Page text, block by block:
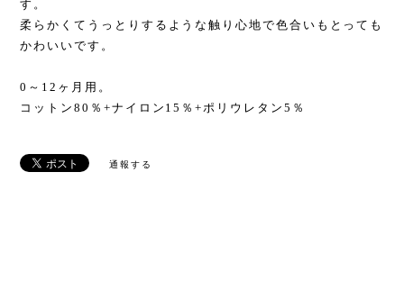
す。
柔らかくてうっとりするような触り心地で色合いもとっても
かわいいです。
0～12ヶ月用。
コットン80％+ナイロン15％+ポリウレタン5％
通報する